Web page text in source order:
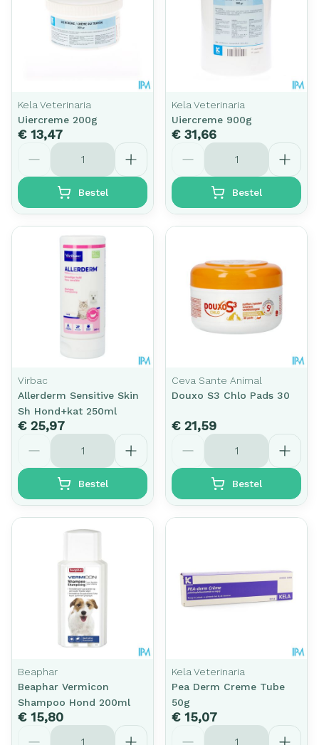
Kela Veterinaria
Uiercreme 200g
€ 13,47
Aantal
Bestel
Kela Veterinaria
Uiercreme 900g
€ 31,66
Aantal
Bestel
Virbac
Allerderm Sensitive Skin
Sh Hond+kat 250ml
€ 25,97
Aantal
Bestel
Ceva Sante Animal
Douxo S3 Chlo Pads 30
€ 21,59
Aantal
Bestel
Beaphar
Beaphar Vermicon
Shampoo Hond 200ml
€ 15,80
Aantal
Kela Veterinaria
Pea Derm Creme Tube
50g
€ 15,07
Aantal